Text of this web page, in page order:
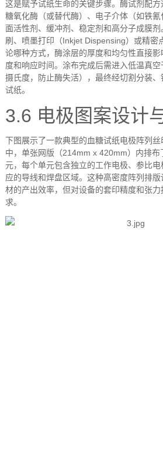
这是赋予试纸生命的关键步骤。酶试剂配
糖氧化酶（或替代酶）、电子介体（如铁
面活性剂、缓冲剂、稳定剂和高分子成膜
刷、喷墨打印（Inkjet Dispensing）或精密
论哪种方式，酶涂层的厚度和均匀性直接
度和响应时间。涂布完成后需进入低温真
摄氏度，防止酶失活），最终经切割分装
试纸。
3.6 电极图案设计
下图展示了一款典型的血糖试纸电极阵列
中，单张网版（214mm x 420mm）内排布
元，每个单元包含独立的工作电极、参比
应的导线和焊盘区域。这种高密度阵列排
材的产出效率，但对设备的套印精度和张
求。